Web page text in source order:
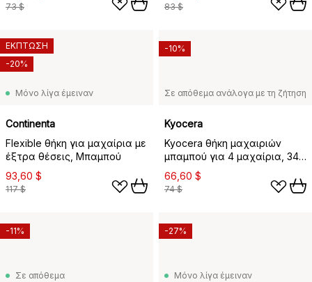
73 $ 83 $
Μόνο λίγα έμειναν
Continenta
Flexible θήκη για μαχαίρια με
έξτρα θέσεις, Μπαμπού
93,60 $
117 $
ΕΚΠΤΩΣΗ
-20%
Σε απόθεμα ανάλογα με τη ζήτηση
Kyocera
Kyocera θήκη μαχαιριών
μπαμπού για 4 μαχαίρια, 34
cm
66,60 $
74 $
-10%
Σε απόθεμα
-11%
Μόνο λίγα έμειναν
-27%